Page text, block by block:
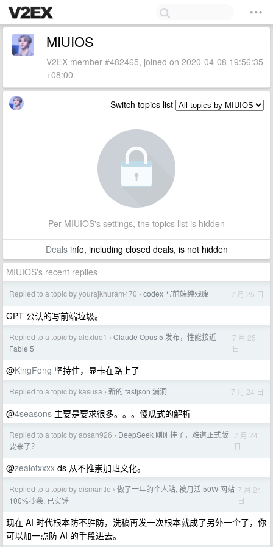
MIUIOS
V2EX member #482465, joined on 2020-04-08 19:56:35
+08:00
Switch topics list
Per MIUIOS's settings, the topics list is hidden
Dealsinfo, including closed deals, is not hidden
MIUIOS's recent replies
Replied to a topic by yourajkhuram470 › codex 写前端纯残废 7 月 25 日
GPT 公认的写前端垃圾。
Replied to a topic by alexluo1 › Claude Opus 5 发布，性能接近
Fable 5
7 月 25
日
@KingFong 坚持住，显卡在路上了
Replied to a topic by kasusa › 新的 fastjson 漏洞 7 月 24 日
@4seasons 主要是要求很多。。。傻瓜式的解析
Replied to a topic by aosan926 › DeepSeek 刚刚挂了，难道正式版
要来了？
7 月 24
日
@zealotxxxx ds 从不推崇加班文化。
Replied to a topic by dismantle › 做了一年的个人站, 被月活 50W 网站
100%抄袭, 已实锤
7 月 24
日
现在 AI 时代根本防不胜防，洗稿再发一次根本就成了另外一个了，你
可以加一点防 AI 的手段进去。